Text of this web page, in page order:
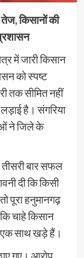
किसानों की
में जारी किसान
को स्पष्ट
तक सीमित नहीं
है। संगरिया
ने जिले के
बार सफल
दी कि किसी
पूरा हनुमानगढ़
चाहे किसान
एक साथ खड़े हैं।